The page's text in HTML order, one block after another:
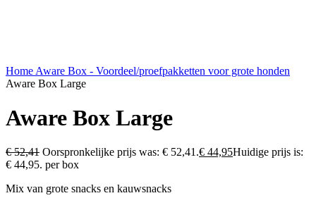
Home Aware Box - Voordeel/proefpakketten voor grote honden
Aware Box Large
Aware Box Large
€52,41 Oorspronkelijke prijs was: € 52,41.€ 44,95Huidige prijs is:
€ 44,95. per box
Mix van grote snacks en kauwsnacks